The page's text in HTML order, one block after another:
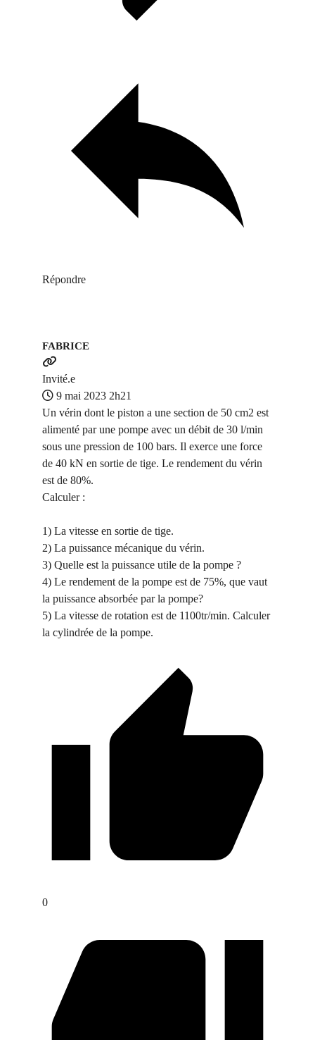
Répondre
FABRICE
Invité.e
9 mai 2023 2h21
Un vérin dont le piston a une section de 50 cm2 est
alimenté par une pompe avec un débit de 30 l/min
sous une pression de 100 bars. Il exerce une force
de 40 kN en sortie de tige. Le rendement du vérin
est de 80%.
Calculer :
1) La vitesse en sortie de tige.
2) La puissance mécanique du vérin.
3) Quelle est la puissance utile de la pompe ?
4) Le rendement de la pompe est de 75%, que vaut
la puissance absorbée par la pompe?
5) La vitesse de rotation est de 1100tr/min. Calculer
la cylindrée de la pompe.
0